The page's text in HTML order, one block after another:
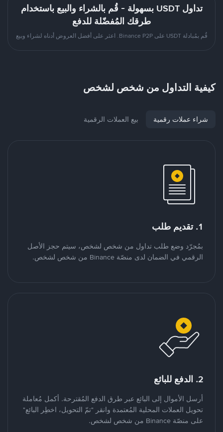
تداول USDT بسهولة - قُم بالشراء والبيع باستخدام
طرقك المُفضّلة للدفع
قُم بمُبادلة USDT على Binance P2P. اعثر على أفضل العروض أدناه لشراء وبيع
كيفية التداول من شخص لشخص
شراء عملات رقمية بيع العملات الرقمية
1. تقديم طلب
بمُجرّد وضع طلب تداول من شخص لشخص، سيتم حجز الأصل
الرقمي في الضمان لدى منصّة Binance من شخص لشخص.
2. الدفع للبائع
أرسل الأموال إلى البائع عبر طرق الدفع المُقترحة. أكمل مُعاملة
تحويل العملات المحلية المُعتمدة وانقر "تمّ التحويل، اخطِر البائع"
على منصّة Binance من شخص لشخص.